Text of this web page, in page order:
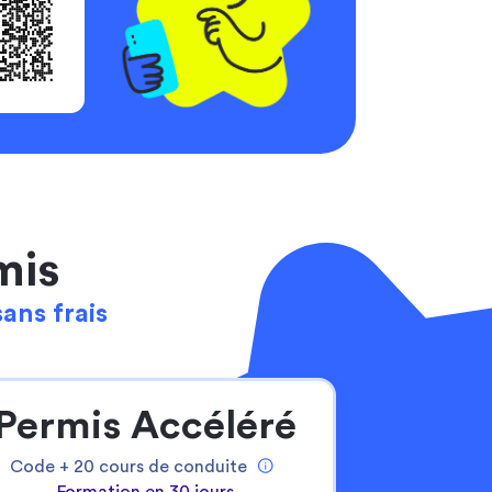
frais
Permis Accéléré
Code + 20 cours de conduite